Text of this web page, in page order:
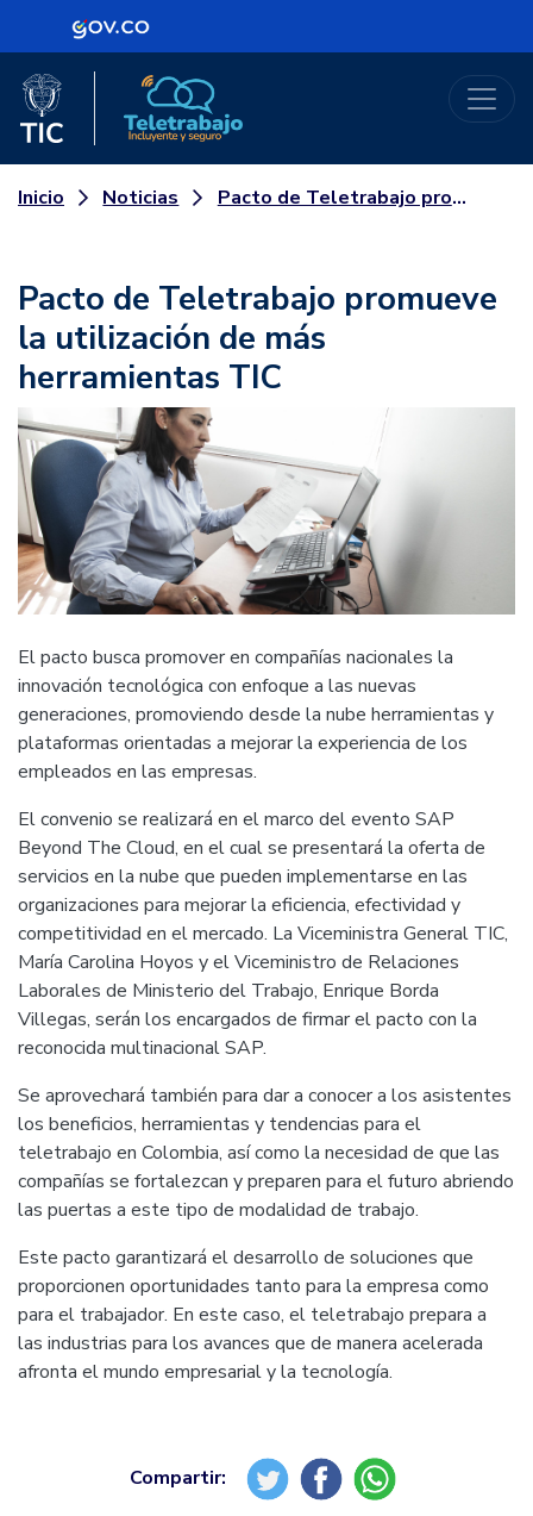
Logo Gobierno de Colombia
Logo del Ministerio TIC
Inicio Noticias Pacto de Teletrabajo promueve la utilización de más herramientas TIC
Pacto de Teletrabajo promueve
la utilización de más
herramientas TIC
El pacto busca promover en compañías nacionales la
innovación tecnológica con enfoque a las nuevas
generaciones, promoviendo desde la nube herramientas y
plataformas orientadas a mejorar la experiencia de los
empleados en las empresas.
El convenio se realizará en el marco del evento SAP
Beyond The Cloud, en el cual se presentará la oferta de
servicios en la nube que pueden implementarse en las
organizaciones para mejorar la eficiencia, efectividad y
competitividad en el mercado. La Viceministra General TIC,
María Carolina Hoyos y el Viceministro de Relaciones
Laborales de Ministerio del Trabajo, Enrique Borda
Villegas, serán los encargados de firmar el pacto con la
reconocida multinacional SAP.
Se aprovechará también para dar a conocer a los asistentes
los beneficios, herramientas y tendencias para el
teletrabajo en Colombia, así como la necesidad de que las
compañías se fortalezcan y preparen para el futuro abriendo
las puertas a este tipo de modalidad de trabajo.
Este pacto garantizará el desarrollo de soluciones que
proporcionen oportunidades tanto para la empresa como
para el trabajador. En este caso, el teletrabajo prepara a
las industrias para los avances que de manera acelerada
afronta el mundo empresarial y la tecnología.